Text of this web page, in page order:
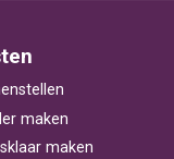
maken
maken